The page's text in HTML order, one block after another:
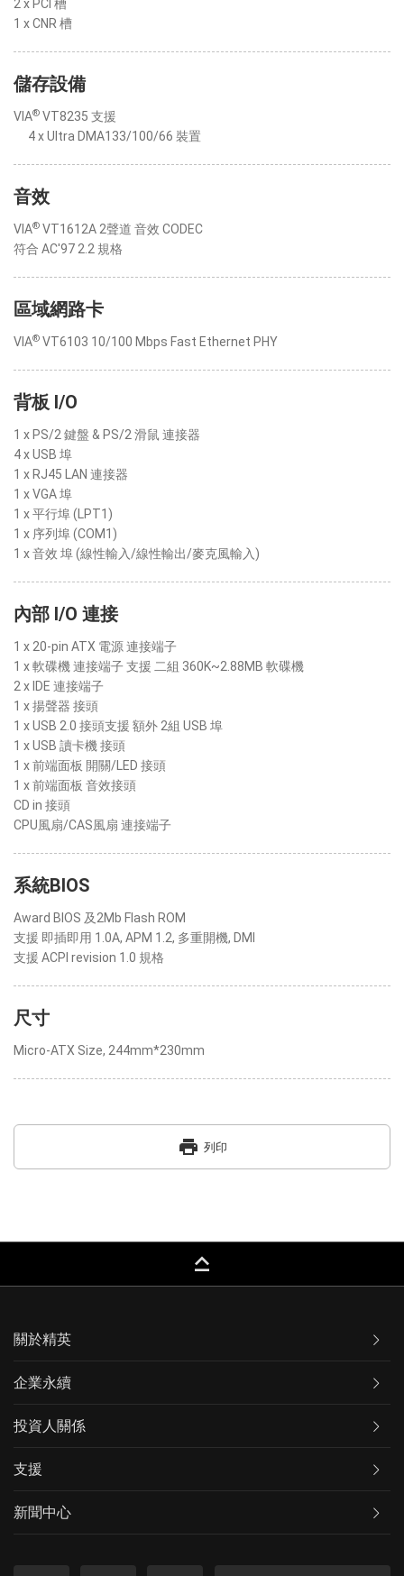
2 x PCI 槽
1 x CNR 槽
儲存設備
VIA® VT8235 支援
4 x Ultra DMA133/100/66 裝置
音效
VIA® VT1612A 2聲道 音效 CODEC
符合 AC'97 2.2 規格
區域網路卡
VIA® VT6103 10/100 Mbps Fast Ethernet PHY
背板 I/O
1 x PS/2 鍵盤 & PS/2 滑鼠 連接器
4 x USB 埠
1 x RJ45 LAN 連接器
1 x VGA 埠
1 x 平行埠 (LPT1)
1 x 序列埠 (COM1)
1 x 音效 埠 (線性輸入/線性輸出/麥克風輸入)
內部 I/O 連接
1 x 20-pin ATX 電源 連接端子
1 x 軟碟機 連接端子 支援 二組 360K~2.88MB 軟碟機
2 x IDE 連接端子
1 x 揚聲器 接頭
1 x USB 2.0 接頭支援 額外 2組 USB 埠
1 x USB 讀卡機 接頭
1 x 前端面板 開關/LED 接頭
1 x 前端面板 音效接頭
CD in 接頭
CPU風扇/CAS風扇 連接端子
系統BIOS
Award BIOS 及2Mb Flash ROM
支援 即插即用 1.0A, APM 1.2, 多重開機, DMI
支援 ACPI revision 1.0 規格
尺寸
Micro-ATX Size, 244mm*230mm
print 列印
keyboard_capslock
關於精英
企業永續
投資人關係
支援
新聞中心